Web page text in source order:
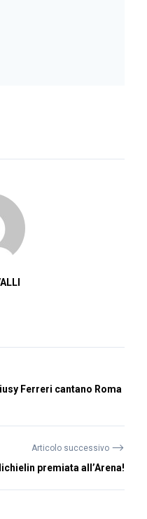
Ferreri cantano Roma
Articolo successivo ⟶
premiata all’Arena!